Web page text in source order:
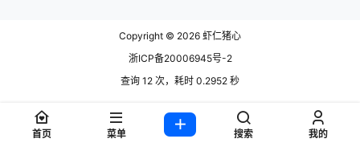
Copyright © 2026 虾仁猪心
浙ICP备20006945号-2
查询 12 次，耗时 0.2952 秒
首页 菜单 搜索 我的